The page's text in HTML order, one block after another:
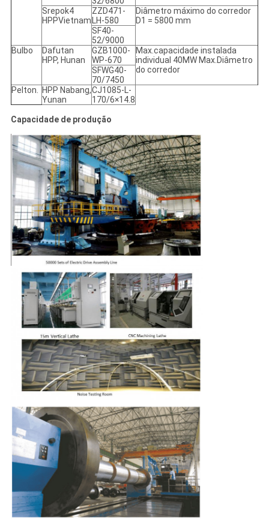
Srepok4
HPPVietnam
ZZD471-
LH-580
Diâmetro máximo do corredor
D1 = 5800 mm
SF40-
52/9000
Bulbo
Dafutan
HPP, Hunan
GZB1000-
WP-670
Max.capacidade instalada
individual 40MW Max.Diâmetro
do corredor
SFWG40-
70/7450
Pelton.
HPP Nabang,
Yunan
CJ1085-L-
170/6×14.8
Capacidade de produção